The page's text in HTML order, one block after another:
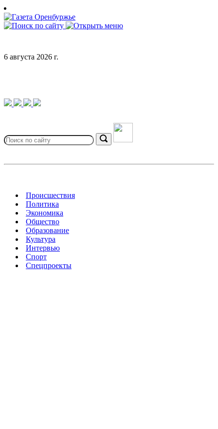
Skip
to
content
6 августа 2026 г.
for:
Search
Происшествия
Политика
Экономика
Общество
Образование
Культура
Интервью
Спорт
Спецпроекты